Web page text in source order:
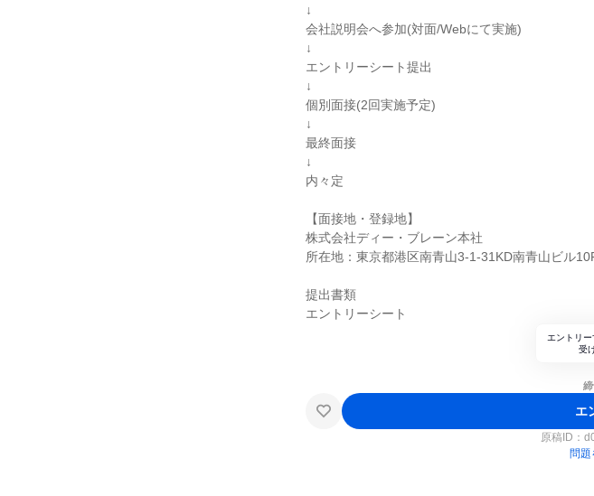
↓
会社説明会へ参加(対面/Webにて実施)
↓
エントリーシート提出
↓
個別面接(2回実施予定)
↓
最終面接
↓
内々定
【面接地・登録地】
株式会社ディー・ブレーン本社
所在地：東京都港区南青山3‐1‐31KD南青山ビル
提出書類
エントリーシート
エントリ
受
エ
原稿ID：
問題